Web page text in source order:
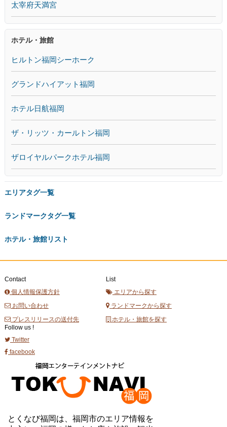
太宰府天満宮
ホテル・旅館
ヒルトン福岡シーホーク
グランドハイアット福岡
ホテル日航福岡
ザ・リッツ・カールトン福岡
ザロイヤルパークホテル福岡
エリアタグ一覧
ランドマークタグ一覧
ホテル・旅館リスト
Contact
個人情報保護方針
お問い合わせ
プレスリリースの送付先
List
エリアから探す
ランドマークから探す
ホテル・旅館を探す
Follow us !
Twitter
facebook
とくなび福岡は、福岡市のエリア情報を